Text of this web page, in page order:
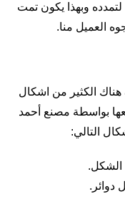
وبهذا يكون تمت
العميل منا.
هناك الكثير من اشكال
بواسطة مصنع أحمد
التالي:
الشكل.
دوائر.